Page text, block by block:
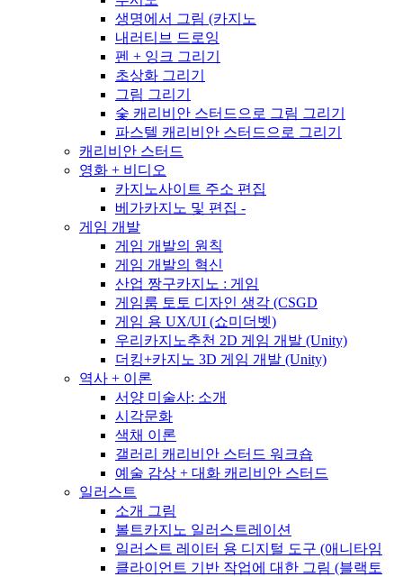
생명에서 그림 (카지노
내러티브 드로잉
펜 + 잉크 그리기
초상화 그리기
그림 그리기
숯 캐리비안 스터드으로 그림 그리기
파스텔 캐리비안 스터드으로 그리기
캐리비안 스터드
영화 + 비디오
카지노사이트 주소 편집
베가카지노 및 편집 -
게임 개발
게임 개발의 원칙
게임 개발의 혁신
산업 짱구카지노 : 게임
게임룸 토토 디자인 생각 (CSGD
게임 용 UX/UI (쇼미더벳)
우리카지노추천 2D 게임 개발 (Unity)
더킹+카지노 3D 게임 개발 (Unity)
역사 + 이론
서양 미술사: 소개
시각문화
색채 이론
갤러리 캐리비안 스터드 워크숍
예술 감상 + 대화 캐리비안 스터드
일러스트
소개 그림
볼트카지노 일러스트레이션
일러스트 레이터 용 디지털 도구 (애니타임
클라이언트 기반 작업에 대한 그림 (블랙토